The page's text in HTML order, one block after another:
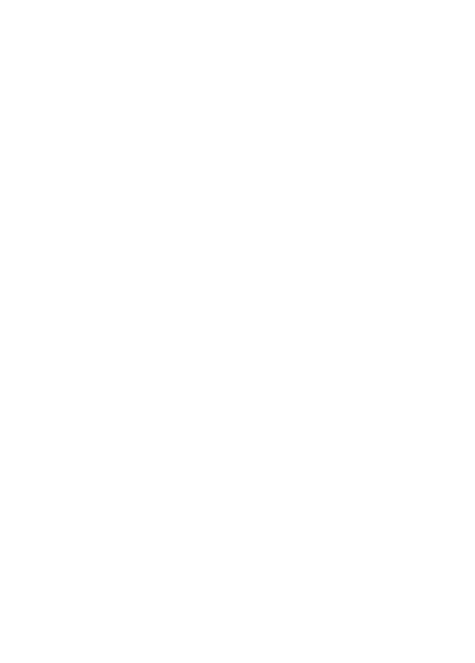
n’est pas pour autant que c’est une fatalité, vous pourrez
sublimer votre visage : adoucir les traits, affiner l‘ovale du
les rides du lion autant de préoccupations que votre crinière
ans, le but est de
dynamisme et pep’s à sa silhouette.
votre chevelure